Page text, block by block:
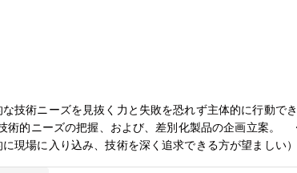
技術ニーズを見抜く力と失敗を恐れず主体的に行動で
的ニーズの把握、および、差別化製品の企画立案。
場に入り込み、技術を深く追求できる方が望ましい